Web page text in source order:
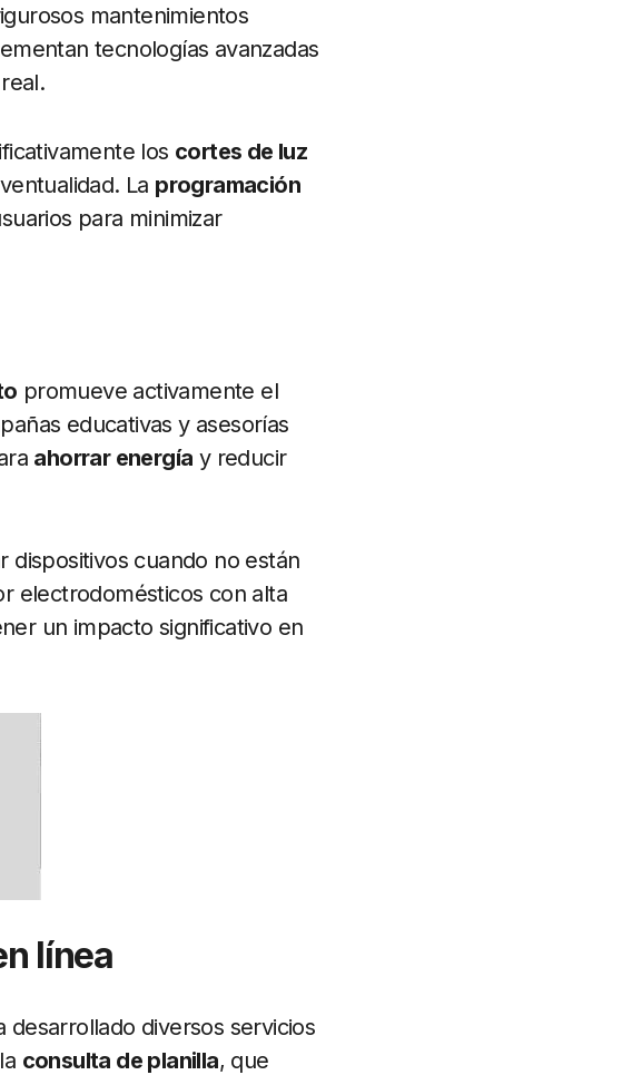
mantenimientos
tecnologías avanzadas
los cortes de luz
La programación
para minimizar
promueve activamente el
educativas y asesorías
ahorrar energía y reducir
dispositivos cuando no están
electrodomésticos con alta
un impacto significativo en
línea
desarrollado diversos servicios
consulta de planilla, que